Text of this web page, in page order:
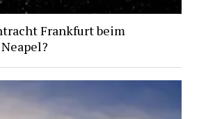
Frankfurt beim